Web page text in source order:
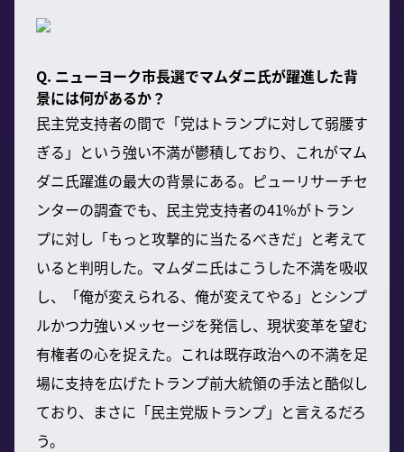
Q. ニューヨーク市長選でマムダニ氏が躍進した背
景には何があるか？
民主党支持者の間で「党はトランプに対して弱腰す
ぎる」という強い不満が鬱積しており、これがマム
ダニ氏躍進の最大の背景にある。ピューリサーチセ
ンターの調査でも、民主党支持者の41%がトラン
プに対し「もっと攻撃的に当たるべきだ」と考えて
いると判明した。マムダニ氏はこうした不満を吸収
し、「俺が変えられる、俺が変えてやる」とシンプ
ルかつ力強いメッセージを発信し、現状変革を望む
有権者の心を捉えた。これは既存政治への不満を足
場に支持を広げたトランプ前大統領の手法と酷似し
ており、まさに「民主党版トランプ」と言えるだろ
う。